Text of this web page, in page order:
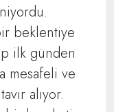
beklentiye
ilk günden
mesafeli ve
alıyor.